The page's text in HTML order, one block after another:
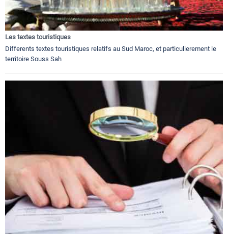
Les textes touristiques
Differents textes touristiques relatifs au Sud Maroc, et particulierement le
territoire Souss Sah